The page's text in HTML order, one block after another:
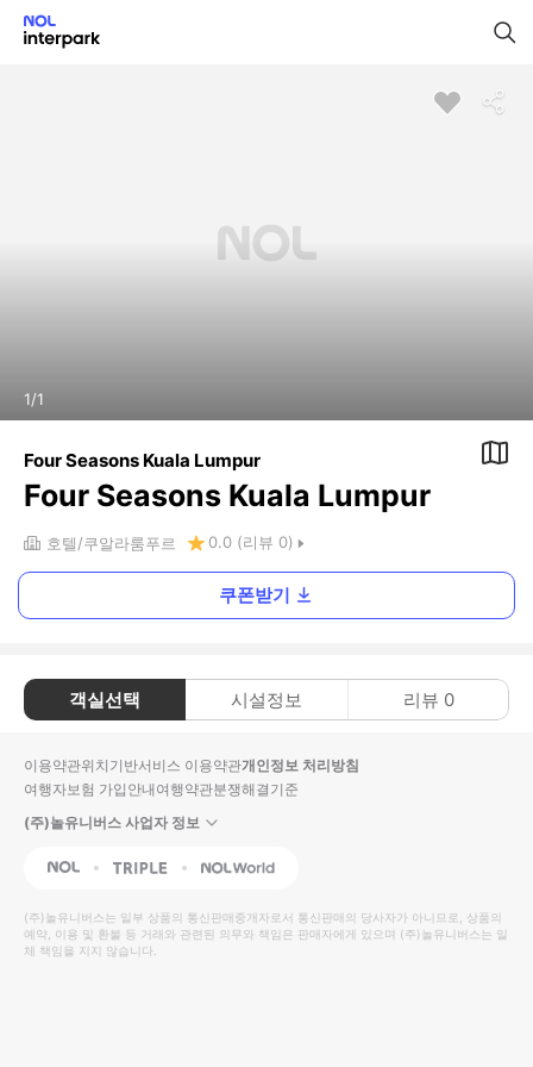
1/1
Four Seasons Kuala Lumpur
Four Seasons Kuala Lumpur
호텔 쿠알라룸푸르 0.0 (리뷰 0)
쿠폰받기
객실선택 시설정보 리뷰 0
이용약관위치기반서비스 이용약관개인정보 처리방침
여행자보험 가입안내여행약관분쟁해결기준
(주)놀유니버스 사업자 정보
NOL Triple Interpark Global
(주)놀유니버스는 일부 상품의 통신판매중개자로서 통신판매의 당사자가 아니므로, 상품의
예약, 이용 및 환불 등 거래와 관련된 의무와 책임은 판매자에게 있으며 (주)놀유니버스는 일
체 책임을 지지 않습니다.